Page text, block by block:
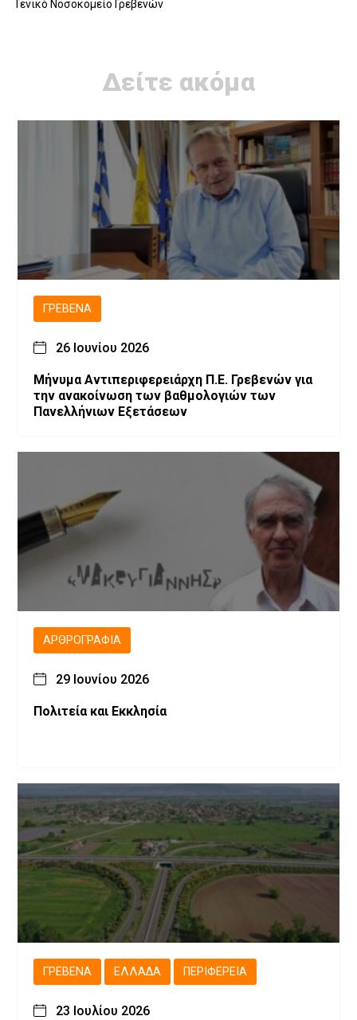
Γενικό Νοσοκομείο Γρεβενών
Δείτε ακόμα
ΓΡΕΒΕΝΆ
26 Ιουνίου 2026
Μήνυμα Αντιπεριφερειάρχη Π.Ε. Γρεβενών για
την ανακοίνωση των βαθμολογιών των
Πανελλήνιων Εξετάσεων
ΑΡΘΡΟΓΡΑΦΊΑ
29 Ιουνίου 2026
Πολιτεία και Εκκλησία
ΓΡΕΒΕΝΆ ΕΛΛΆΔΑ ΠΕΡΙΦΈΡΕΙΑ
23 Ιουλίου 2026